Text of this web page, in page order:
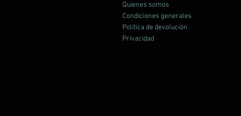
Quienes somos
Condiciones generales
Política de devolución
Privacidad